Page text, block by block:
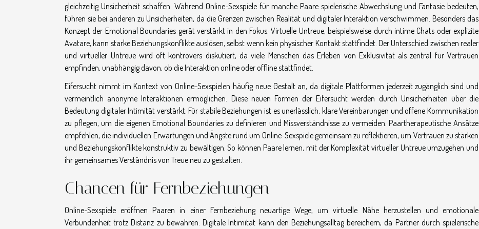
gleichzeitig Unsicherheit schaffen. Während Online-Sexspiele für manche Paare spielerische Abwechslung und Fantasie bedeuten,
führen sie bei anderen zu Unsicherheiten, da die Grenzen zwischen Realität und digitaler Interaktion verschwimmen. Besonders das
Konzept der Emotional Boundaries gerät verstärkt in den Fokus. Virtuelle Untreue, beispielsweise durch intime Chats oder explizite
Avatare, kann starke Beziehungskonflikte auslösen, selbst wenn kein physischer Kontakt stattfindet. Der Unterschied zwischen realer
und virtueller Untreue wird oft kontrovers diskutiert, da viele Menschen das Erleben von Exklusivität als zentral für Vertrauen
empfinden, unabhängig davon, ob die Interaktion online oder offline stattfindet.
Eifersucht nimmt im Kontext von Online-Sexspielen häufig neue Gestalt an, da digitale Plattformen jederzeit zugänglich sind und
vermeintlich anonyme Interaktionen ermöglichen. Diese neuen Formen der Eifersucht werden durch Unsicherheiten über die
Bedeutung digitaler Intimität verstärkt. Für stabile Beziehungen ist es unerlässlich, klare Vereinbarungen und offene Kommunikation
zu pflegen, um die eigenen Emotional Boundaries zu definieren und Missverständnisse zu vermeiden. Paartherapeutische Ansätze
empfehlen, die individuellen Erwartungen und Ängste rund um Online-Sexspiele gemeinsam zu reflektieren, um Vertrauen zu stärken
und Beziehungskonflikte konstruktiv zu bewältigen. So können Paare lernen, mit der Komplexität virtueller Untreue umzugehen und
ihr gemeinsames Verständnis von Treue neu zu gestalten.
Chancen für Fernbeziehungen
Online-Sexspiele eröffnen Paaren in einer Fernbeziehung neuartige Wege, um virtuelle Nähe herzustellen und emotionale
Verbundenheit trotz Distanz zu bewahren. Digitale Intimität kann den Beziehungsalltag bereichern, da Partner durch spielerische